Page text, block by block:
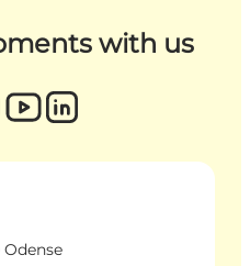
with us